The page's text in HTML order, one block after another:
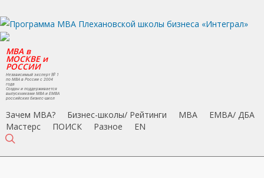
to
main
content
MBA в
МОСКВЕ и
РОССИИ
Независимый эксперт № 1
по MBA в России с 2004
года
Создан и поддерживается
выпускниками MBA и EMBA
российских бизнес-школ
Зачем MBA? Бизнес-школы/ Рейтинги MBA
EMBA/ ДБA
Мастерс
ПОИСК Разное EN